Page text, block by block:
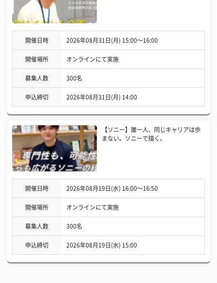
開催日時 2026年08月31日(月) 15:00〜16:00
開催場所 オンラインにて実施
募集人数 300名
申込締切 2026年08月31日(月) 14:00
【ソニー】誰一人、同じキャリアは歩
まない。ソニーで描く、
開催日時 2026年08月19日(水) 16:00〜16:50
開催場所 オンラインにて実施
募集人数 300名
申込締切 2026年08月19日(水) 15:00